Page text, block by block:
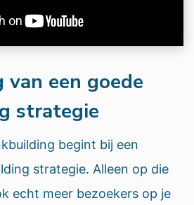
een goede
strategie
begint bij een
strategie. Alleen op die
echt meer bezoekers op je